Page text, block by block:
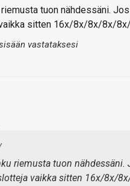
riemusta tuon nähdessäni.
sitten 16x/8x/8x/8x/8x/
vastataksesi
riemusta tuon
vaikka sitten 16x/8x/